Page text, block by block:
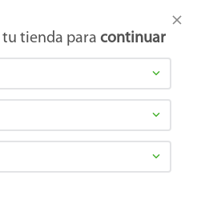
tu tienda para continuar